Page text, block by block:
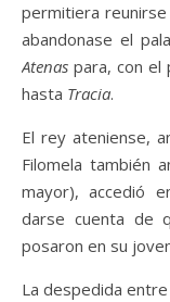
permitiera
abandonase el
Atenas para, con el
hasta Tracia.
El rey ateniense,
Filomela también
mayor), accedió
darse cuenta de
posaron en su
La despedida entre